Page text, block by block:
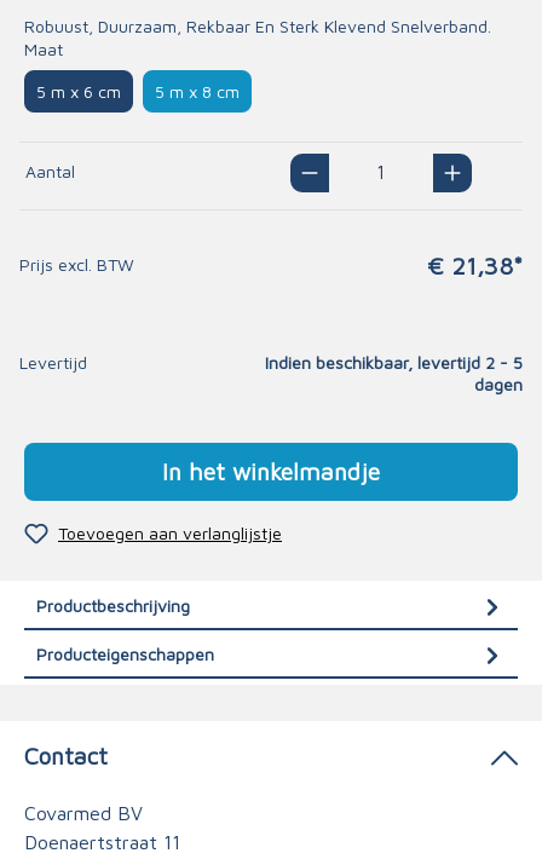
Robuust, Duurzaam, Rekbaar En Sterk Klevend Snelverband.
Maat
5 m x 6 cm 5 m x 8 cm
Aantal
Prijs excl. BTW € 21,38*
Levertijd
Indien beschikbaar, levertijd 2 - 5
dagen
In het winkelmandje
Toevoegen aan verlanglijstje
Productbeschrijving
Producteigenschappen
Contact
Covarmed BV
Doenaertstraat 11